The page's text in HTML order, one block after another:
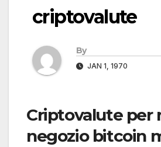
criptovalute
By
JAN 1, 1970
Criptovalute per
negozio bitcoin